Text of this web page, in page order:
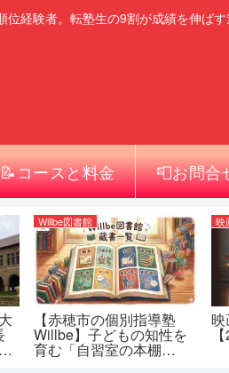
経験者。転塾生の9割が成績を伸ば
📝コースと料金 📮お問合
Willbe図書館
【赤穂市の個別指導塾
Willbe】子どもの知性を
育む「自習室の本棚
映